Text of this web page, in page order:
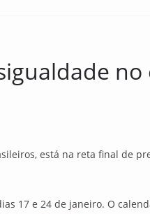
está na reta final de
17 e 24 de janeiro. O